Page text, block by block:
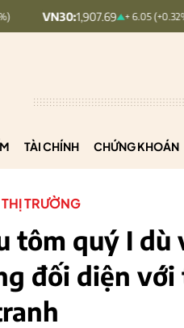
1,907.69 + 6.05 (+0.32%)
TÀI CHÍNH CHỨNG KHOÁN
THỊ TRƯỜNG
tôm quý I
đối diện